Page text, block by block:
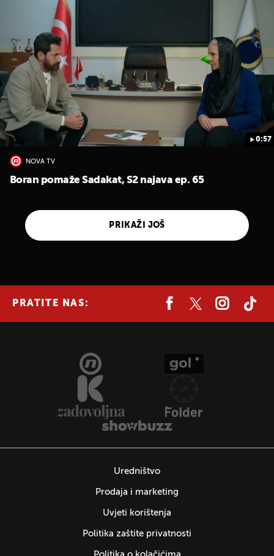
0:57
NOVA TV
Boran pomaže Sadakat, S2 najava ep. 65
PRIKAŽI JOŠ
PRATITE NAS:
Uredništvo
Prodaja i marketing
Uvjeti korištenja
Politika zaštite privatnosti